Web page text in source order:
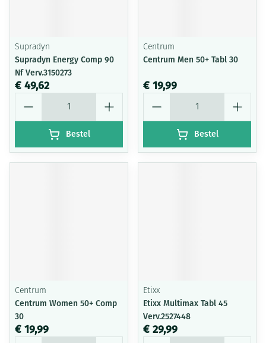
Supradyn
Supradyn Energy Comp 90
Nf Verv.3150273
€ 49,62
Bestel
Centrum
Centrum Men 50+ Tabl 30
€ 19,99
Bestel
Centrum
Centrum Women 50+ Comp
30
€ 19,99
Etixx
Etixx Multimax Tabl 45
Verv.2527448
€ 29,99